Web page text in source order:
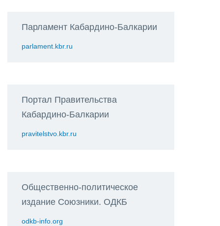
Парламент Кабардино-Балкарии
parlament.kbr.ru
Портал Правительства
Кабардино-Балкарии
pravitelstvo.kbr.ru
Общественно-политическое
издание Союзники. ОДКБ
odkb-info.org